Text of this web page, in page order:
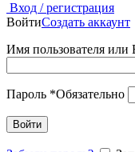
Вход / регистрация
ВойтиСоздать аккаунт
Имя пользователя или
Пароль *Обязательно
Войти